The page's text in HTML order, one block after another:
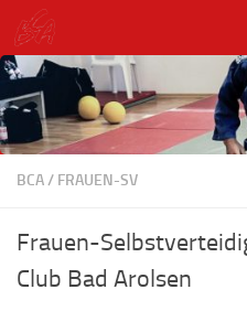
Unter dem Inhalt
BCA/ FRAUEN-SV
Frauen-
Club Bad Arolsen